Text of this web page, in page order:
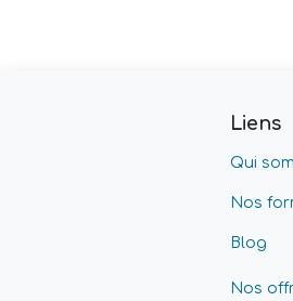
Liens
Qui
Nos
Blog
Nos